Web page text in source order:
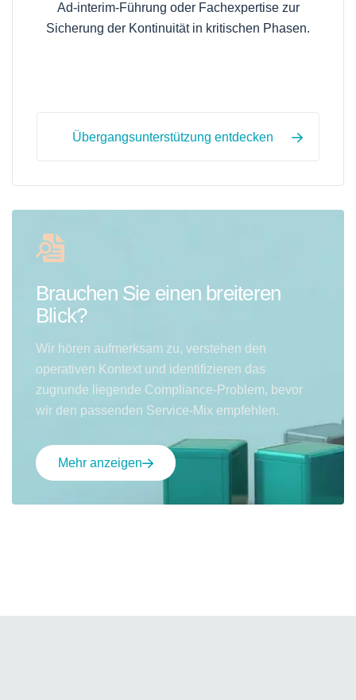
Ad-interim-Führung oder Fachexpertise zur
Sicherung der Kontinuität in kritischen Phasen.
Übergangsunterstützung entdecken
Brauchen Sie einen breiteren
Blick?
Wir hören aufmerksam zu, verstehen den
operativen Kontext und identifizieren das
zugrunde liegende Compliance-Problem, bevor
wir den passenden Service-Mix empfehlen.
Mehr anzeigen